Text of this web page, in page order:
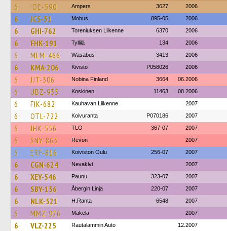
6 IOE-590 Ampers 3627 2006
6 JCS-51 Mobus 895-05 2006
6 GHI-762 Toreniuksen Liikenne 6370 2006
6 FHK-191 Tyllilä 134 2006
6 MLM-466 Wasabus 3413 2006
6 KMA-206 Kivistö P058026 2006
6 JJT-306 Nobina Finland 3664 06.2006
6 UBZ-935 Koskinen 11463 08.2006
6 FIK-682 Kauhavan Liikenne 2007
6 OTL-722 Koivuranta P070186 2007
6 JHK-556 TLO 367-07 2007
6 SNY-863 Revon 2007
6 ERF-816 Koiviston Oulu 256-07 2007
6 CGN-624 Nevakivi 2007
6 XEY-546 Paunu 323-07 2007
6 SBY-156 Åbergin Linja 220-07 2007
6 NLK-521 H.Ranta 6548 2007
6 MMZ-976 Mäkela 2007
6 VLZ-225 Rautalammin Auto 12.2007